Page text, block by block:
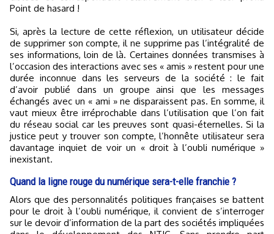
Point de hasard !
Si, après la lecture de cette réflexion, un utilisateur décide
de supprimer son compte, il ne supprime pas l’intégralité de
ses informations, loin de là. Certaines données transmises à
l’occasion des interactions avec ses « amis » restent pour une
durée inconnue dans les serveurs de la société : le fait
d’avoir publié dans un groupe ainsi que les messages
échangés avec un « ami » ne disparaissent pas. En somme, il
vaut mieux être irréprochable dans l’utilisation que l’on fait
du réseau social car les preuves sont quasi-éternelles. Si la
justice peut y trouver son compte, l’honnête utilisateur sera
davantage inquiet de voir un « droit à l’oubli numérique »
inexistant.
Quand la ligne rouge du numérique sera-t-elle franchie ?
Alors que des personnalités politiques françaises se battent
pour le droit à l’oubli numérique, il convient de s’interroger
sur le devoir d’information de la part des sociétés impliquées